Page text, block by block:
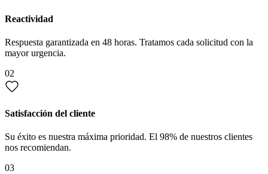
Reactividad
Respuesta garantizada en 48 horas. Tratamos cada solicitud con la
mayor urgencia.
02
Satisfacción del cliente
Su éxito es nuestra máxima prioridad. El 98% de nuestros clientes
nos recomiendan.
03